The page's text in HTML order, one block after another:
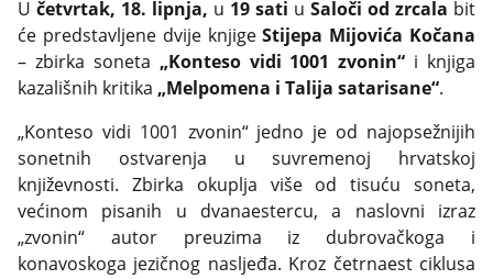
U četvrtak, 18. lipnja, u 19 sati u Saloči od zrcala bit
će predstavljene dvije knjigeStijepa Mijovića Kočana
– zbirka soneta „Konteso vidi 1001 zvonin“ i knjiga
kazališnih kritika „Melpomena i Talija satarisane“.
„Konteso vidi 1001 zvonin“ jedno je od najopsežnijih
sonetnih ostvarenja u suvremenoj hrvatskoj
književnosti. Zbirka okuplja više od tisuću soneta,
većinom pisanih u dvanaestercu, a naslovni izraz
„zvonin“ autor preuzima iz dubrovačkoga i
konavoskoga jezičnog nasljeđa. Kroz četrnaest ciklusa